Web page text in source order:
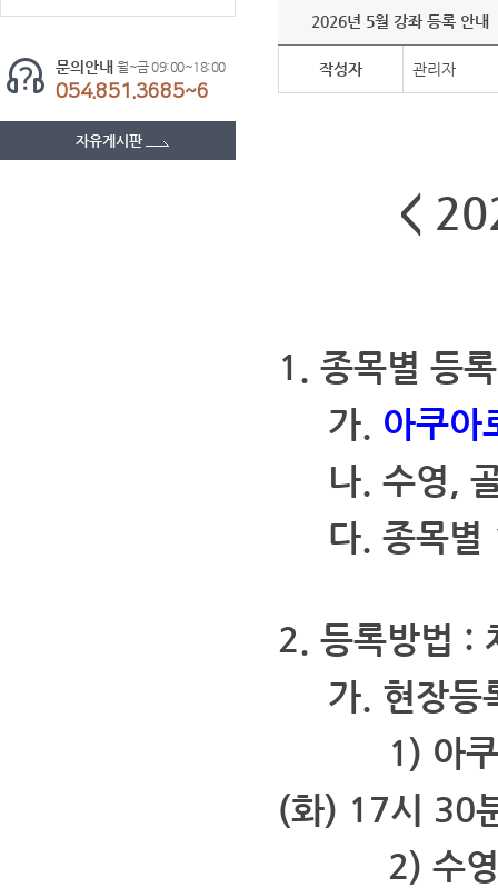
문의안내 월~금 09:00~18:00
054.851.3685~6
자유게시판
2026년 5월 강좌 등록 안내
작성자 관리자
<
1. 종목별 등
가. 아쿠아
나. 수영,
다. 종목별
2. 등록방법 :
가. 현장등
1) 아쿠
(화) 17시 30
2) 수영,